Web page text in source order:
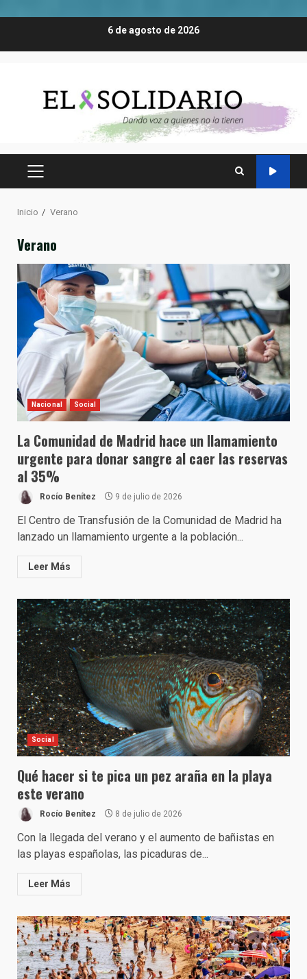
6 de agosto de 2026
MENÚ
Inicio Verano
Verano
Nacional Social
La Comunidad de Madrid hace un llamamiento
urgente para donar sangre al caer las reservas
al 35%
Rocío Benítez 9 de julio de 2026
El Centro de Transfusión de la Comunidad de Madrid ha
lanzado un llamamiento urgente a la población...
Leer Más
Social
Qué hacer si te pica un pez araña en la playa
este verano
Rocío Benítez 8 de julio de 2026
Con la llegada del verano y el aumento de bañistas en
las playas españolas, las picaduras de...
Leer Más